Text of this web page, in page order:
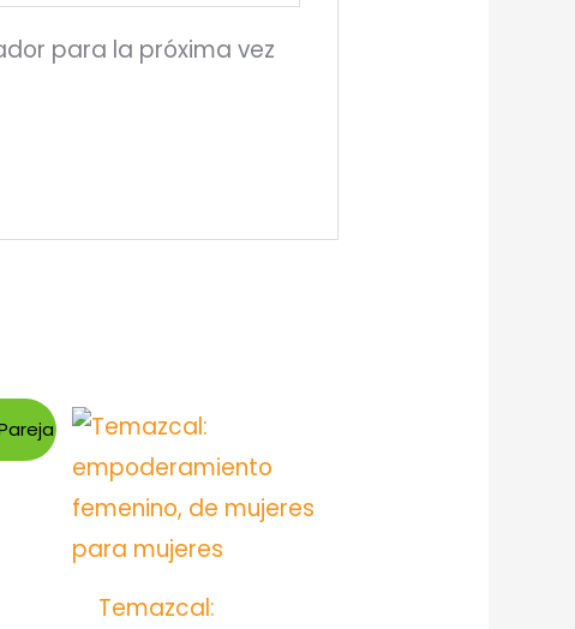
para la próxima vez
Temazcal: